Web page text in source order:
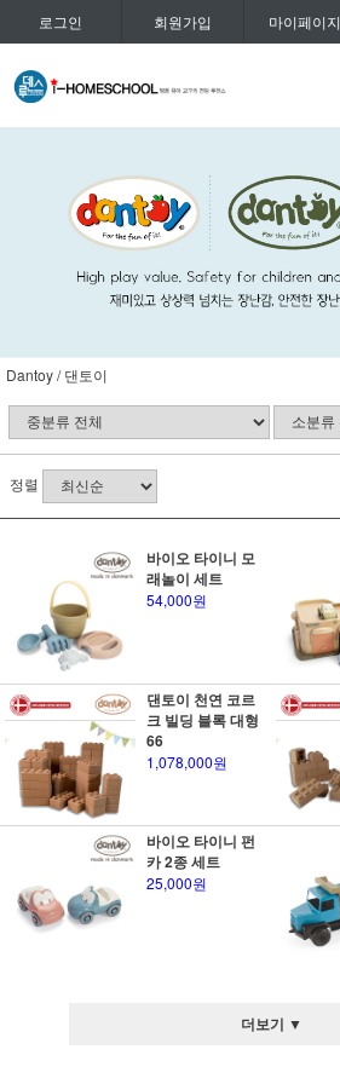
로그인 회원가입 마이페이지
Dantoy / 댄토이
정렬
바이오 타이니 모
래놀이 세트
54,000원
댄토이 천연 코르
크 빌딩 블록 대형
66
1,078,000원
바이오 타이니 펀
카 2종 세트
25,000원
더보기 ▼